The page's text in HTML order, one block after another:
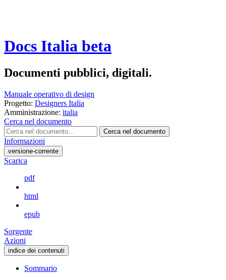
Docs Italia beta
Documenti pubblici, digitali.
Manuale operativo di design
Progetto: Designers Italia
Amministrazione: italia
Cerca nel documento
Cerca nel documento
Informazioni
versione-corrente
Scarica
pdf
html
epub
Sorgente
Azioni
indice dei contenuti
Sommario